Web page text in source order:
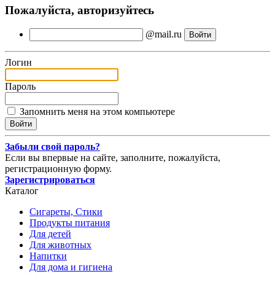
Пожалуйста, авторизуйтесь
@mail.ru
Логин
Пароль
Запомнить меня на этом компьютере
Забыли свой пароль?
Если вы впервые на сайте, заполните, пожалуйста,
регистрационную форму.
Зарегистрироваться
Каталог
Сигареты, Стики
Продукты питания
Для детей
Для животных
Напитки
Для дома и гигиена